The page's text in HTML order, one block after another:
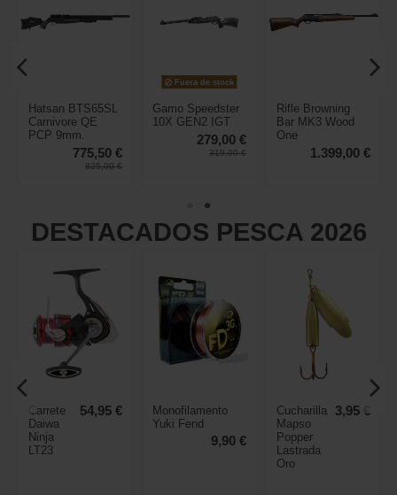
Hatsan BTS65SL
Carnivore QE
PCP 9mm.
775,50 €
825,00 €
Fuera de stock
Gamo Speedster
10X GEN2 IGT
279,00 €
319,00 €
Rifle Browning
Bar MK3 Wood
One
1.399,00 €
DESTACADOS PESCA 2026
Carrete
Daiwa
Ninja
LT23
54,95 €
Monofilamento
Yuki Fend
9,90 €
Cucharilla
Mapso
Popper
Lastrada
Oro
3,95 €